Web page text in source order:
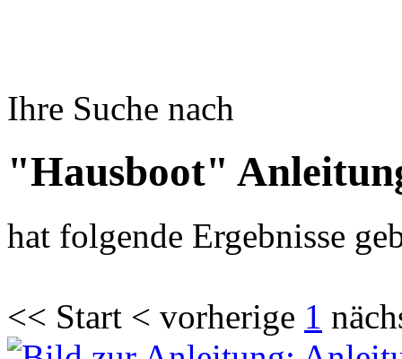
Ihre Suche nach
"Hausboot"
hat folgende Ergebnisse
<< Start < vorherige 1